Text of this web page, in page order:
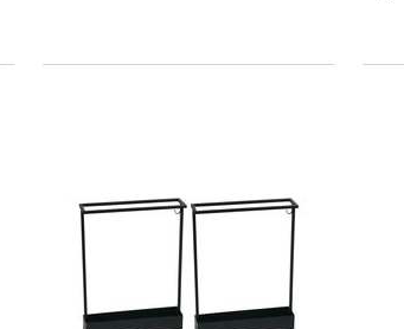
サイズ
100μ（ミクロン）
￥458~
ペーパータオル
本気プライス